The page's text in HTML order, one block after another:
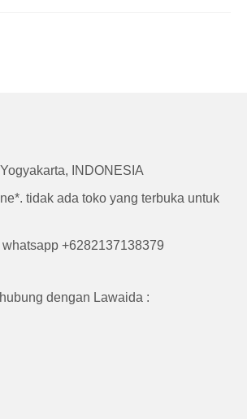
INDONESIA
tidak ada toko yang terbuka untuk
whatsapp +6282137138379
dengan Lawaida :